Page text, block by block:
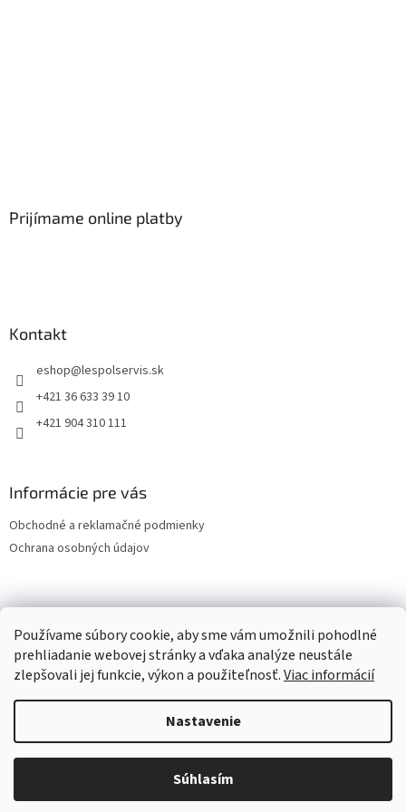
Používame súbory cookie, aby sme vám umožnili pohodlné
prehliadanie webovej stránky a vďaka analýze neustále
zlepšovali jej funkcie, výkon a použiteľnosť.Viac informácií
Nastavenie
Súhlasím
Prijímame online platby
Kontakt
eshop@lespolservis.sk
+421 36 633 39 10
+421 904 310 111
Informácie pre vás
Obchodné a reklamačné podmienky
Ochrana osobných údajov
Copyright 2026LESPOL - SERVIS, s.r.o.. Všetky práva vyhradené.
Upraviť nastavenie cookies